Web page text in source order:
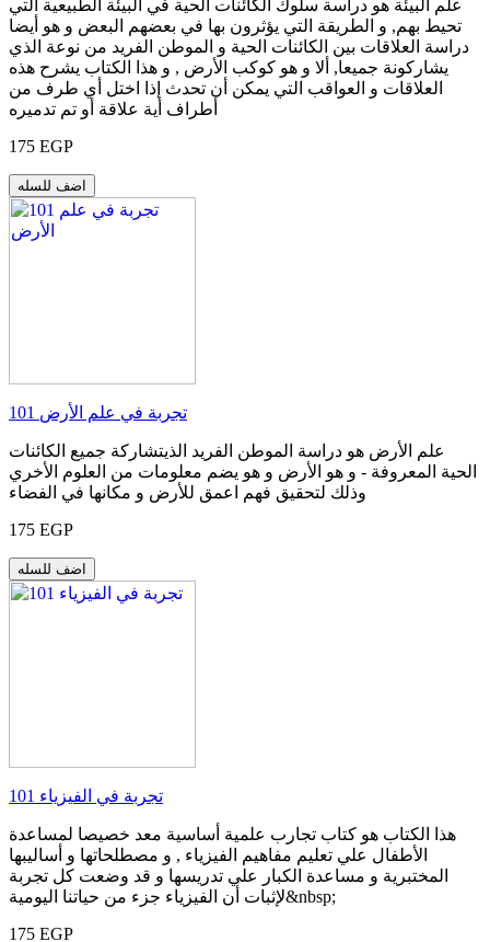
علم البيئة هو دراسة سلوك الكائنات الحية في البيئة الطبيعية التي
تحيط بهم, و الطريقة التي يؤثرون بها في بعضهم البعض و هو أيضا
دراسة العلاقات بين الكائنات الحية و الموطن الفريد من نوعة الذي
يشاركونة جميعا, ألا و هو كوكب الأرض , و هذا الكتاب يشرح هذه
العلاقات و العواقب التي يمكن أن تحدث إذا اختل أي طرف من
أطراف أية علاقة أو تم تدميره
175 EGP
اضف للسله
101 تجربة في علم الأرض
علم الأرض هو دراسة الموطن الفريد الذيتشاركة جميع الكائنات
الحية المعروفة - و هو الأرض و هو يضم معلومات من العلوم الأخري
وذلك لتحقيق فهم اعمق للأرض و مكانها في الفضاء
175 EGP
اضف للسله
101 تجربة في الفيزياء
هذا الكتاب هو كتاب تجارب علمية أساسية معد خصيصا لمساعدة
الأطفال علي تعليم مفاهيم الفيزياء , و مصطلحاتها و أساليبها
المختبرية و مساعدة الكبار علي تدريسها و قد وضعت كل تجربة
لإثبات أن الفيزياء جزء من حياتنا اليومية&nbsp;
175 EGP